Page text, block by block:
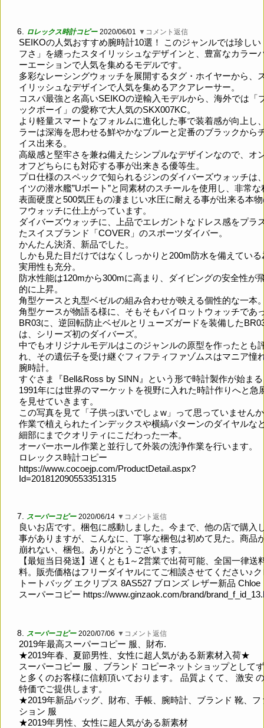
6. ロレックス時計コピー 2020/06/01 ▼コメント返信
SEIKOの人気おすすめ腕時計10選！ このジャンルでは珍しい
フさ」を纏ったスタイリッシュなデザインと、豊富なカラー
ーエーションで人気を集めるモデルです。
多彩なレーシングウォッチを展開するタグ・ホイヤーから、
イリッシュなデザインで人気を集めるアクアレーサー。
コスパ最強と名高いSEIKOの逆輸入モデルから、海外では「
ックボーイ」の愛称で大人気のSKX007KC。
より軽量スマートなフォルムに進化した事で装着感が向上し
ラーは深海を思わせる鮮やかなブルーと定番のブラックから
イス出来る。
高級感と堅牢さを兼ね備えたシンプルなデザインなので、オ
オフどちらにも対応する事が出来きる優等生。
プロ仕様のスペックで知られるジンのダイバーズウォッチは
イツの潜水艦”Uボート”と同素材のスチールを使用し、非常な
表面硬度と500気圧もの凄まじい水圧に耐える事が出来る本
フウォッチに仕上がっています。
ダイバーズウォッチに、上品でエレガントなドレス感をプラ
たスイスブランド「COVER」のスポーツダイバー。
かんたん決済、新品でした。
しかも見た目だけではなくしっかりと200m防水を備えている
実用性も充分。
防水性能は120mから300mに高まり、ダイビングの安全性が
的に上昇。
角型ケースと丸型ベゼルの組み合わせが映える個性的な一本
角型ケースが物語る様に、そもそもパイロットウォッチであ
BR03に、逆回転防止ベゼルとリューズガードを装備した
は、シリーズ初のダイバーズ。
中でもオリジナルモデルはこのジャンルの原型を作ったとも
れ、その遺伝子を受け継ぐフィフティファゾムスはマニア憧
腕時計。
すぐさま『Bell&Ross by SINN』という形で時計製作が始ま
1991年には世界のマーケットを視野に入れた時計作りへと急
を見せていきます。
この写真を見て「子供っぽいでしょw」って思っていません
作業で植えられたインデックスや横縞パターンのダイヤルな
細部にまでクオリティにこだわった一本。
オーバーホール作業と並行して外装の洗浄作業を行います。
ロレックス時計コピー
https://www.cocoejp.com/ProductDetail.aspx?
Id=201812090553351315
7. スーパーコピー 2020/06/14 ▼コメント返信
良いお店です。梱包に感動しました。今まで、他の店で購入
事がありますが、こんなに、丁寧な梱包は初めて見た。商品
崩れない、梱包。ありがとうございます。
【最短当日発送】遅くとも1～2営業で出荷可能、全国一律送
料。販売価格はフリーダイヤルにてご相談させてください♪
トートバッグ エクリプス 8AS527 ブロンズ レザー新品 Chloe
スーパーコピー https://www.ginzaok.com/brand/
8. スーパーコピー 2020/07/06 ▼コメント返信
2019年最高スーパーコピー 服、財布.
★2019年春、夏節男性、女性に超人気がある新素材入荷★
スーパーコピー 服 、ブランド コピーネットショップとして
と多くのお客様に信頼頂いております。 品質よくて、 激安
特価でご提供します。
★2019年新品バッグ、財布、手帳、腕時計、ブランド 靴、フ
ション 服
★2019年男性、女性に超人気がある新素材